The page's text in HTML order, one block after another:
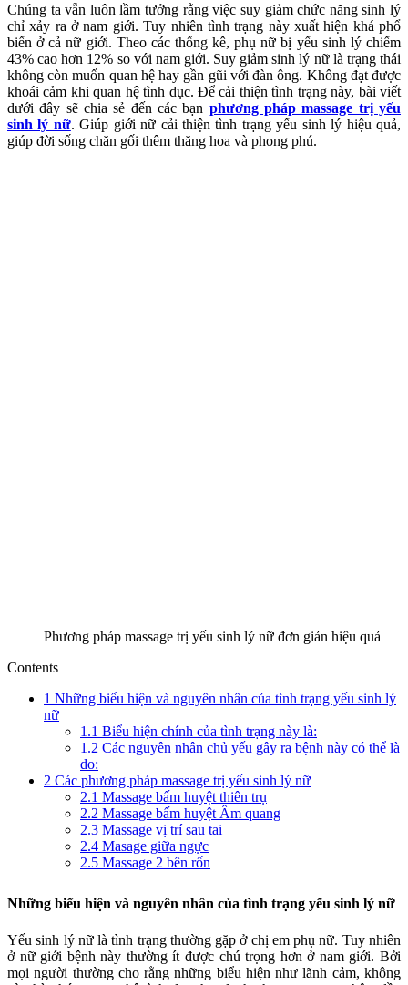
Chúng ta vẫn luôn lầm tưởng rằng việc suy giảm chức năng sinh lý
chỉ xảy ra ở nam giới. Tuy nhiên tình trạng này xuất hiện khá phổ
biến ở cả nữ giới. Theo các thống kê, phụ nữ bị yếu sinh lý chiếm
43% cao hơn 12% so với nam giới. Suy giảm sinh lý nữ là trạng thái
không còn muốn quan hệ hay gần gũi với đàn ông. Không đạt được
khoái cảm khi quan hệ tình dục. Để cải thiện tình trạng này, bài viết
dưới đây sẽ chia sẻ đến các bạn phương pháp massage trị yếu
sinh lý nữ. Giúp giới nữ cải thiện tình trạng yếu sinh lý hiệu quả,
giúp đời sống chăn gối thêm thăng hoa và phong phú.
Phương pháp massage trị yếu sinh lý nữ đơn giản hiệu quả
Contents
1 Những biểu hiện và nguyên nhân của tình trạng yếu sinh lý
nữ
1.1 Biểu hiện chính của tình trạng này là:
1.2 Các nguyên nhân chủ yếu gây ra bệnh này có thể là
do:
2 Các phương pháp massage trị yếu sinh lý nữ
2.1 Massage bấm huyệt thiên trụ
2.2 Massage bấm huyệt Âm quang
2.3 Massage vị trí sau tai
2.4 Masage giữa ngực
2.5 Massage 2 bên rốn
Những biểu hiện và nguyên nhân của tình trạng yếu sinh lý nữ
Yếu sinh lý nữ là tình trạng thường gặp ở chị em phụ nữ. Tuy nhiên
ở nữ giới bệnh này thường ít được chú trọng hơn ở nam giới. Bởi
mọi người thường cho rằng những biểu hiện như lãnh cảm, không